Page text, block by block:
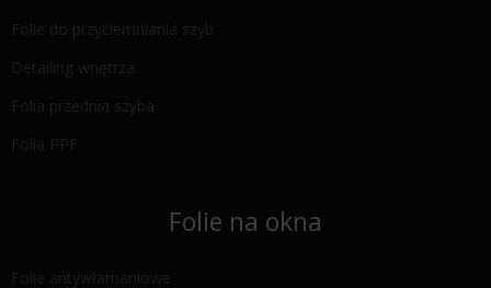
Folie do przyciemniania szyb
Detailing wnętrza
Folia przednia szyba
Folia PPF
Folie na okna
Folie antywłamaniowe